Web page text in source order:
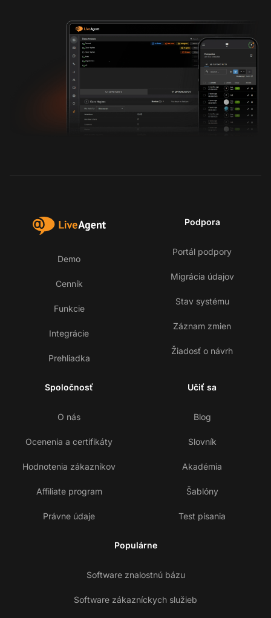
Demo
Cenník
Funkcie
Integrácie
Prehliadka
Podpora
Portál podpory
Migrácia údajov
Stav systému
Záznam zmien
Žiadosť o návrh
Spoločnosť
O nás
Ocenenia a certifikáty
Hodnotenia zákazníkov
Affiliate program
Právne údaje
Učiť sa
Blog
Slovník
Akadémia
Šablóny
Test písania
Populárne
Software znalostnú bázu
Software zákazníckych služieb